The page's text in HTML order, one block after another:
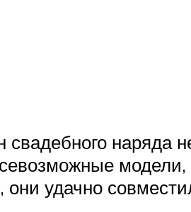
свадебного
модели,
удачно